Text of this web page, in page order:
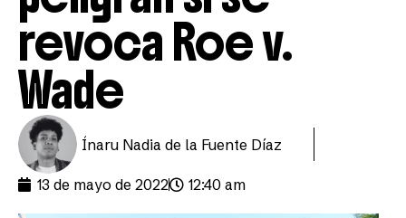
revoca Roe v.
Wade
Ínaru Nadia de la Fuente Díaz
13 de mayo de 2022 12:40 am